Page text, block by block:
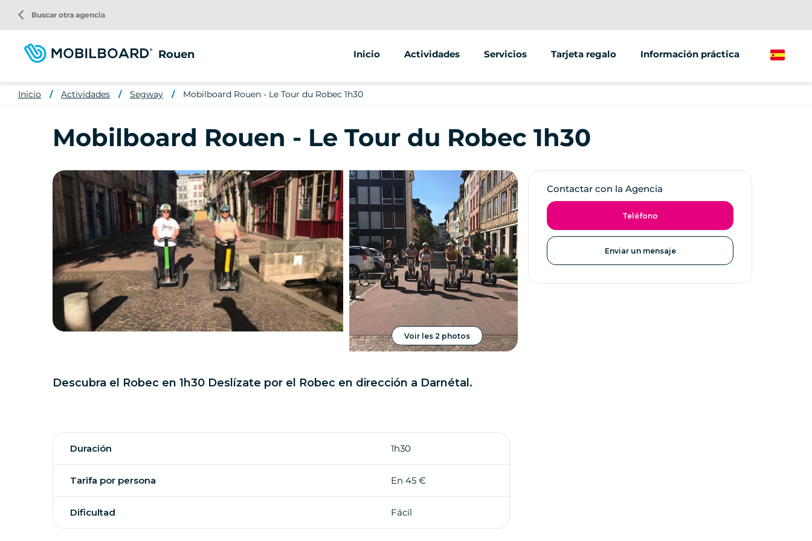
contenido
principal
Rouen Inicio Actividades
Segway
Servicios
Animaciones/grupos
Venta de vehículos
Tarjeta regalo Información práctica
arrow_back_ios Buscar otra agencia
Spanish
Inicio Actividades Segway Mobilboard Rouen - Le Tour du Robec 1h30
Mobilboard Rouen - Le Tour du Robec 1h30
Voir les 2 photos
Descubra el Robec en 1h30 Deslízate por el Robec en dirección a Darnétal.
Contactar con la Agencia
Teléfono
Enviar un mensaje
Duración 1h30
Tarifa por persona En 45 €
Dificultad Fácil